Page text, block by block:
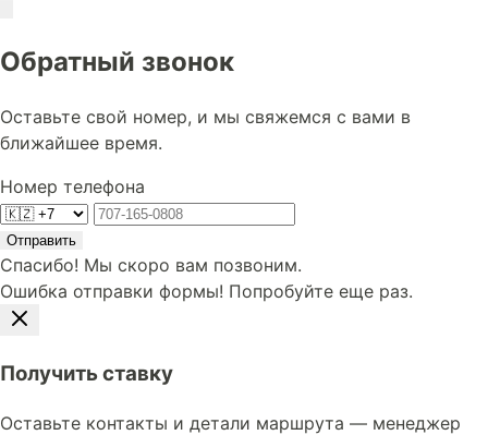
Обратный звонок
Оставьте свой номер, и мы свяжемся с вами в
ближайшее время.
Номер телефона
Отправить
Спасибо! Мы скоро вам позвоним.
Ошибка отправки формы! Попробуйте еще раз.
Получить ставку
Оставьте контакты и детали маршрута — менеджер